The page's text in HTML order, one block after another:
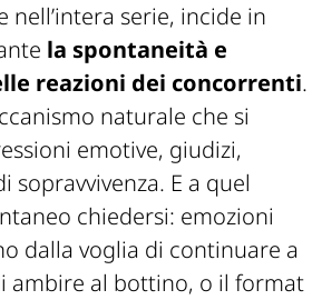
nell’intera serie, incide in
la spontaneità e
reazioni dei concorrenti.
naturale che si
emotive, giudizi,
sopravvivenza. E a quel
chiedersi: emozioni
dalla voglia di continuare a
ambire al bottino, o il format